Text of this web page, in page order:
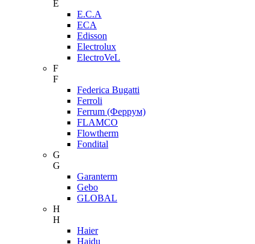
E
E.C.A
ECA
Edisson
Electrolux
ElectroVeL
F
F
Federica Bugatti
Ferroli
Ferrum (Феррум)
FLAMCO
Flowtherm
Fondital
G
G
Garanterm
Gebo
GLOBAL
H
H
Haier
Hajdu